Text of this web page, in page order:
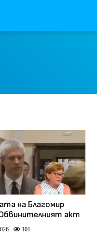
на Благомир
акт
конкретни
101